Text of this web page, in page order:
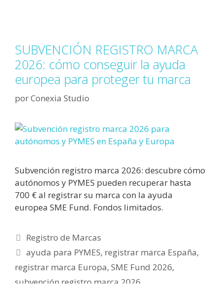
SUBVENCIÓN REGISTRO MARCA
2026: cómo conseguir la ayuda
europea para proteger tu marca
porConexia Studio
Subvención registro marca 2026: descubre cómo
autónomos y PYMES pueden recuperar hasta
700 € al registrar su marca con la ayuda
europea SME Fund. Fondos limitados.
Categorías
Registro de Marcas
Etiquetas
ayuda para PYMES, registrar marca España,
registrar marca Europa, SME Fund 2026,
subvención registro marca 2026